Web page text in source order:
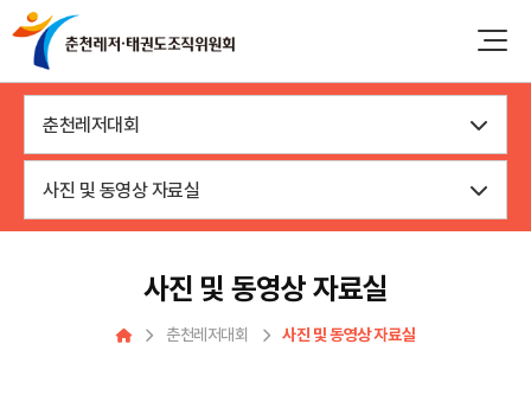
춘천레저대회
사진 및 동영상 자료실
사진 및 동영상 자료실
춘천레저대회 사진 및 동영상 자료실